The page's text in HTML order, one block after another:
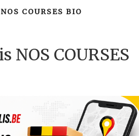
COURSES BIO
COURSES